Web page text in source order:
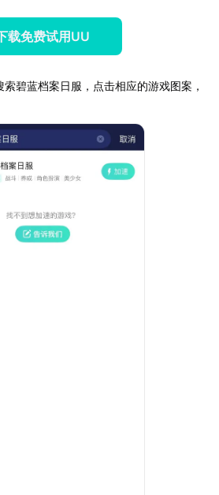
载免费试用UU
碧蓝档案日服，点击相应的游戏图案，